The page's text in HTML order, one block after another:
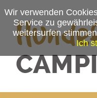
Campingplatzmenü
Wir verwenden
Service zu
weitersurfen
Ich